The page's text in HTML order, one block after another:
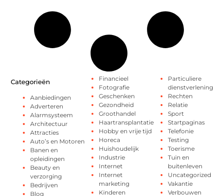
Categorieën
Aanbiedingen
Adverteren
Alarmsysteem
Architectuur
Attracties
Auto’s en Motoren
Banen en
opleidingen
Beauty en
verzorging
Bedrijven
Blog
Financieel
Fotografie
Geschenken
Gezondheid
Groothandel
Haartransplantatie
Hobby en vrije tijd
Horeca
Huishoudelijk
Industrie
Internet
Internet
marketing
Kinderen
Particuliere
dienstverlening
Rechten
Relatie
Sport
Startpaginas
Telefonie
Testing
Toerisme
Tuin en
buitenleven
Uncategorized
Vakantie
Verbouwen